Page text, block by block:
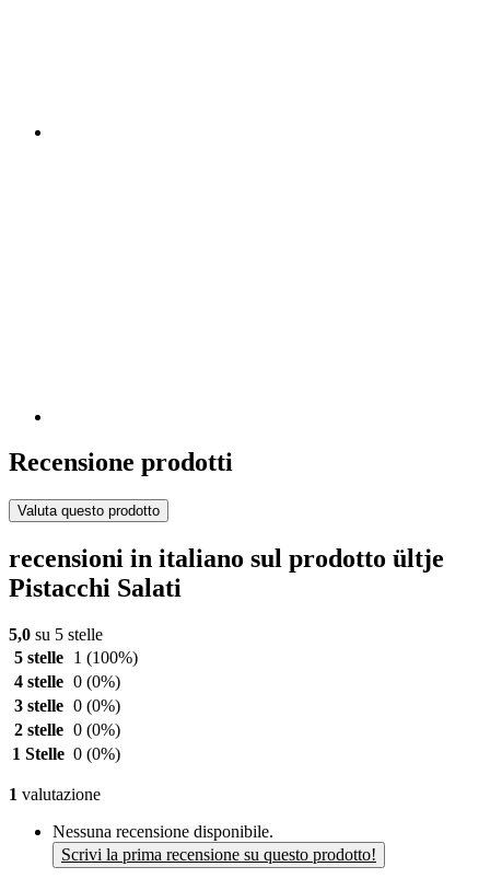
Recensione prodotti
Valuta questo prodotto
recensioni in italiano sul prodotto ültje
Pistacchi Salati
5,0 su 5 stelle
5 stelle
1 (100%)
4 stelle 0 (0%)
3 stelle 0 (0%)
2 stelle 0 (0%)
1 Stelle 0 (0%)
1 valutazione
Nessuna recensione disponibile.
Scrivi la prima recensione su questo prodotto!